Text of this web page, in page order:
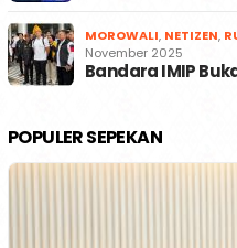
MOROWALI, NETIZEN,
November 2025
Bandara IMIP
POPULER SEPEKAN